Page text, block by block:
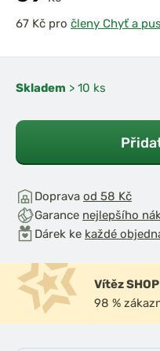
pro členy Chyť a
Skladem > 10 ks
Doprava od 58 Kč
Garance nejlepšího
Dárek ke každé
Vítěz
98 %